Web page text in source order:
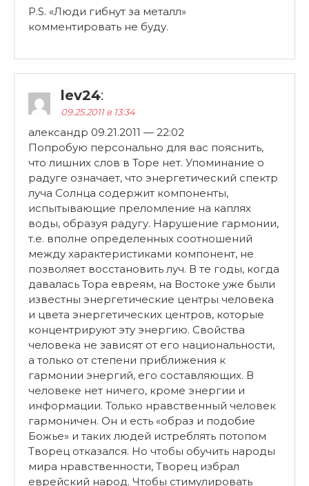
P.S. «Люди гибнут за металл»
комментировать не буду.
lev24:
09.25.2011 в 13:34
александр 09.21.2011 — 22:02
Попробую персонально для вас пояснить,
что лишних слов в Торе нет. Упоминание о
радуге означает, что энергетический спектр
луча Солнца содержит компоненты,
испытывающие преломление на каплях
воды, образуя радугу. Нарушение гармонии,
т.е. вполне определенных соотношений
между характеристиками компонент, не
позволяет восстановить луч. В те годы, когда
давалась Тора евреям, на Востоке уже были
известны энергетические центры человека
и цвета энергетических центров, которые
концентрируют эту энергию. Свойства
человека не зависят от его национальности,
а только от степени приближения к
гармонии энергий, его составляющих. В
человеке нет ничего, кроме энергии и
информации. Только нравственный человек
гармоничен. Он и есть «образ и подобие
Божье» и таких людей истреблять потопом
Творец отказался. Но чтобы обучить народы
мира нравственности, Творец избрал
еврейский народ. Чтобы стимулировать